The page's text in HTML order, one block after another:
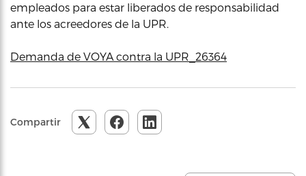
empleados para estar liberados de responsabilidad
ante los acreedores de la UPR.
Demanda de VOYA contra la UPR_26364
Compartir